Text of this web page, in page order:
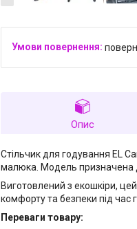
Опис
Стільчик для годування EL
малюка. Модель призначена
Виготовлений з екошкіри,
комфорту та безпеки під час
Переваги товару: